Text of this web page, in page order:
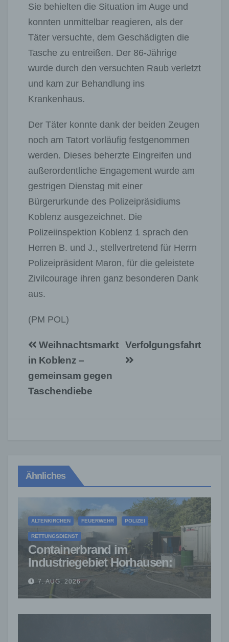
Sie behielten die Situation im Auge und
konnten unmittelbar reagieren, als der
Täter versuchte, dem Geschädigten die
Tasche zu entreißen. Der 86-Jährige
wurde durch den versuchten Raub verletzt
und kam zur Behandlung ins
Krankenhaus.
Der Täter konnte dank der beiden Zeugen
noch am Tatort vorläufig festgenommen
werden. Dieses beherzte Eingreifen und
außerordentliche Engagement wurde am
gestrigen Dienstag mit einer
Bürgerurkunde des Polizeipräsidiums
Koblenz ausgezeichnet. Die
Polizeiinspektion Koblenz 1 sprach den
Herren B. und J., stellvertretend für Herrn
Polizeipräsident Maron, für die geleistete
Zivilcourage ihren ganz besonderen Dank
aus.
(PM POL)
BeitragsnavigationVerfolgungsfahrt
Weihnachtsmarkt
in Koblenz –
gemeinsam gegen
Taschendiebe
Ähnliches
ALTENKIRCHEN FEUERWEHR POLIZEI
RETTUNGSDIENST
Containerbrand im
Industriegebiet Horhausen:
Feuerwehr verhindert weitere
Ausbreitung
7. AUG. 2026